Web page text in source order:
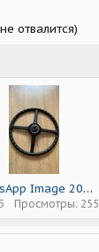
отвалится)
WhatsApp Image 2025-04-14 at 21.25.32 (1).jpeg
Просмотры: 255